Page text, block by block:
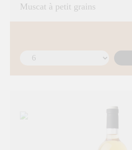
Muscat à petit grains